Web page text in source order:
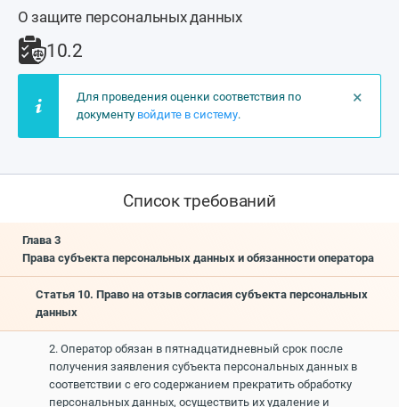
О защите персональных данных
10.2
×
Для проведения оценки соответствия по
документу войдите в систему.
Список требований
Глава 3
Права субъекта персональных данных и обязанности оператора
Статья 10. Право на отзыв согласия субъекта персональных
данных
2. Оператор обязан в пятнадцатидневный срок после
получения заявления субъекта персональных данных в
соответствии с его содержанием прекратить обработку
персональных данных, осуществить их удаление и